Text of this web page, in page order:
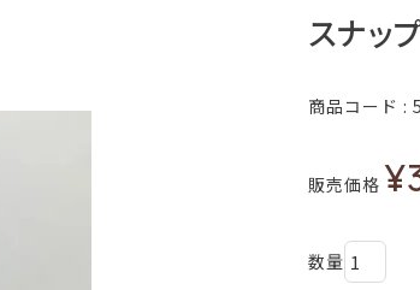
スナッ
商品コード
販売価格 ¥